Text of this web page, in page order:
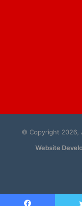
© Copyright 2026,
Website